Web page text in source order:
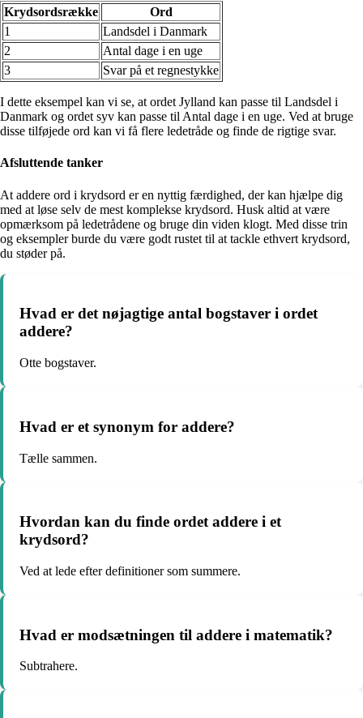
Krydsordsrække
Ord
1
Landsdel i Danmark
2
Antal dage i en uge
3
Svar på et regnestykke
I dette eksempel kan vi se, at ordet Jylland kan passe til Landsdel i
Danmark og ordet syv kan passe til Antal dage i en uge. Ved at bruge
disse tilføjede ord kan vi få flere ledetråde og finde de rigtige svar.
Afsluttende tanker
At addere ord i krydsord er en nyttig færdighed, der kan hjælpe dig
med at løse selv de mest komplekse krydsord. Husk altid at være
opmærksom på ledetrådene og bruge din viden klogt. Med disse trin
og eksempler burde du være godt rustet til at tackle ethvert krydsord,
du støder på.
Hvad er det nøjagtige antal bogstaver i ordet
addere?
Otte bogstaver.
Hvad er et synonym for addere?
Tælle sammen.
Hvordan kan du finde ordet addere i et
krydsord?
Ved at lede efter definitioner som summere.
Hvad er modsætningen til addere i matematik?
Subtrahere.